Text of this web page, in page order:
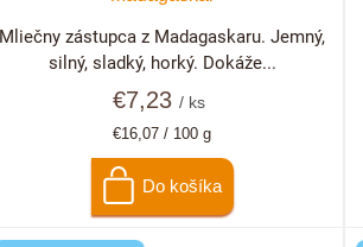
€7,23/ ks
Jednotková
€16,07 / 100 g
Do košíka
Mliečny zástupca z Madagaskaru. Jemný,
silný, sladký, horký. Dokáže...